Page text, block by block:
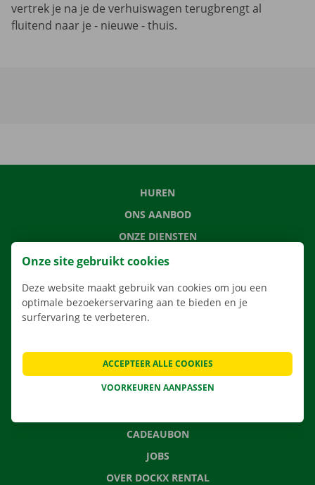
vertrek je na je de verhuiswagen terugbrengt al
fluitend naar je - nieuwe - thuis.
HUREN
ONS AANBOD
ONZE DIENSTEN
LOCATIES
VERHUISOPLOSSINGEN
CONTACTEER ONS
VEELGESTELDE VRAGEN
CADEAUBON
JOBS
OVER DOCKX RENTAL
Onze site gebruikt cookies
Deze website maakt gebruik van cookies om jou een
optimale bezoekerservaring aan te bieden en je
surfervaring te verbeteren.
VOORKEUREN AANPASSEN
ACCEPTEER ALLE COOKIES